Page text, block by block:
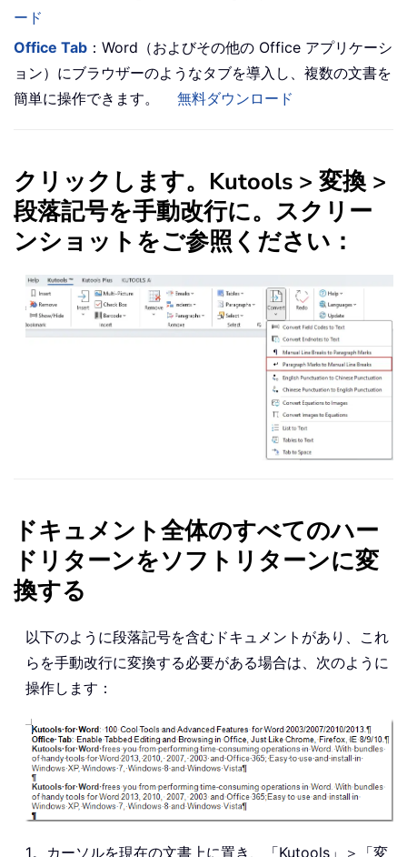
ード
Office Tab ：Word（およびその他の Office アプリケーシ
ョン）にブラウザーのようなタブを導入し、複数の文書を
簡単に操作できます。
無料ダウンロード
クリックします。 Kutools > 変換>
段落記号を手動改行に。スクリー
ンショットをご参照ください：
ドキュメント全体のすべてのハー
ドリターンをソフトリターンに変
換する
以下のように段落記号を含むドキュメントがあり、これ
らを手動改行に変換する必要がある場合は、次のように
操作します：
1。カーソルを現在の文書上に置き、「Kutools」＞「変